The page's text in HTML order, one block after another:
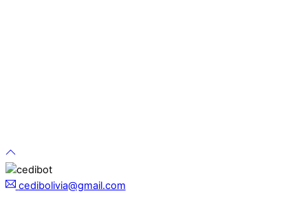
cedibolivia@gmail.com